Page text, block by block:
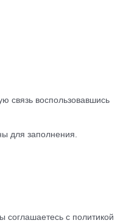
связь воспользовавшись
для заполнения.
соглашаетесь с политикой